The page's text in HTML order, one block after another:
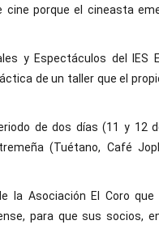
porque el cineasta
y Espectáculos del IES
de un taller que el
de dos días (11 y 12
(Tuétano, Café
la Asociación El Coro
para que sus socios,